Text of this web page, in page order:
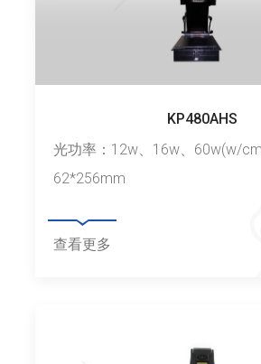
KP480AHS
光功率：12w、16w、60w(w/
62*256mm
查看更多